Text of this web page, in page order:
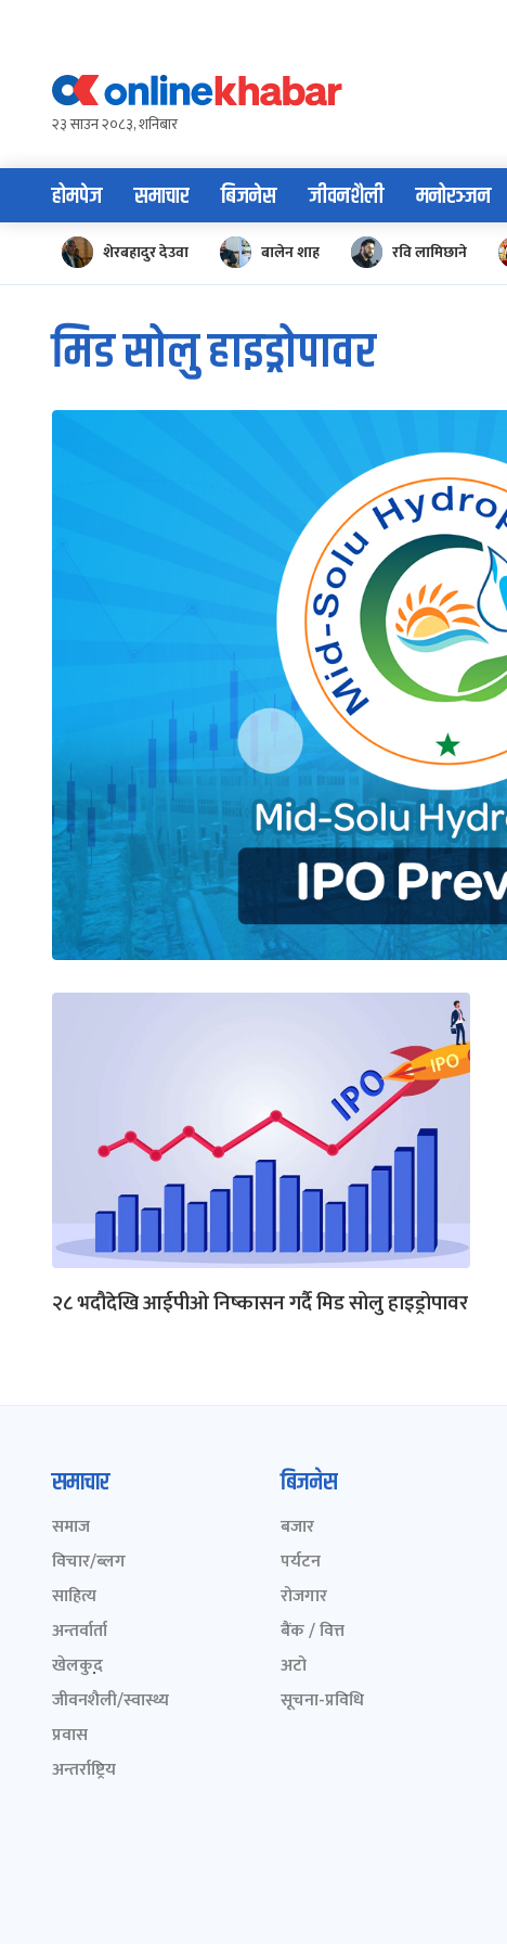
content२३ साउन २०८३, शनिबार
होमपेज समाचार बिजनेस जीवनशैली मनोरञ्जन
शेरबहादुर देउवा बालेन शाह रवि लामिछाने
मिड सोलु हाइड्रोपावर
२८ भदौदेखि आईपीओ निष्कासन गर्दै मिड सोलु हाइड्रोपावर
समाचार
समाज
विचार/ब्लग
साहित्य
अन्तर्वार्ता
खेलकुद़़
जीवनशैली/स्वास्थ्य
प्रवास
अन्तर्राष्ट्रिय
बिजनेस
बजार
पर्यटन
रोजगार
बैंक / वित्त
अटो
सूचना-प्रविधि